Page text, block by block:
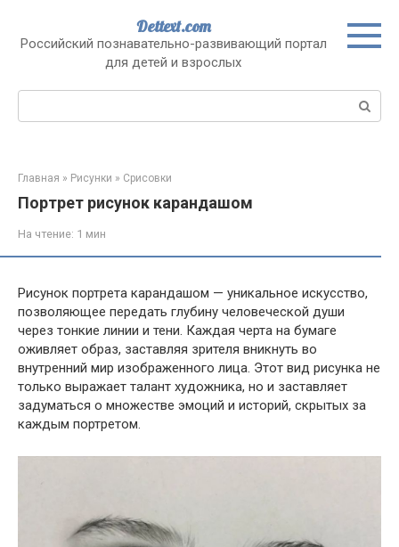
контенту
Dettext.com
Российский познавательно-развивающий портал
для детей и взрослых
Поиск:
Главная » Рисунки » Срисовки
Портрет рисунок карандашом
На чтение: 1 мин
Рисунок портрета карандашом — уникальное искусство,
позволяющее передать глубину человеческой души
через тонкие линии и тени. Каждая черта на бумаге
оживляет образ, заставляя зрителя вникнуть во
внутренний мир изображенного лица. Этот вид рисунка не
только выражает талант художника, но и заставляет
задуматься о множестве эмоций и историй, скрытых за
каждым портретом.